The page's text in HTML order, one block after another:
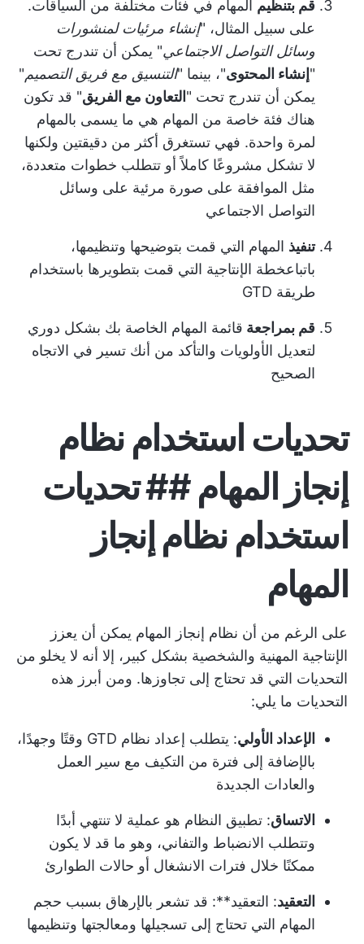
قم بتنظيم المهام في فئات مختلفة من السياقات.
على سبيل المثال، "إنشاء مرئيات لمنشورات
وسائل التواصل الاجتماعي" يمكن أن تندرج تحت
"إنشاء المحتوى"، بينما "التنسيق مع فريق التصميم"
يمكن أن تندرج تحت "التعاون مع الفريق" قد تكون
هناك فئة خاصة من المهام هي ما يسمى بالمهام
لمرة واحدة. فهي تستغرق أكثر من دقيقتين ولكنها
لا تشكل مشروعًا كاملاً أو تتطلب خطوات متعددة،
مثل الموافقة على صورة مرئية على وسائل
التواصل الاجتماعي
تنفيذ المهام التي قمت بتوضيحها وتنظيمها،
باتباعخطة الإنتاجية التي قمت بتطويرها باستخدام
طريقة GTD
قم بمراجعة قائمة المهام الخاصة بك بشكل دوري
لتعديل الأولويات والتأكد من أنك تسير في الاتجاه
الصحيح
تحديات استخدام نظام
إنجاز المهام ## تحديات
استخدام نظام إنجاز
المهام
على الرغم من أن نظام إنجاز المهام يمكن أن يعزز
الإنتاجية المهنية والشخصية بشكل كبير، إلا أنه لا يخلو من
التحديات التي قد تحتاج إلى تجاوزها. ومن أبرز هذه
التحديات ما يلي:
الإعداد الأولي
: يتطلب إعداد نظام GTD وقتًا وجهدًا،
بالإضافة إلى فترة من التكيف مع سير العمل
والعادات الجديدة
الاتساق: تطبيق النظام هو عملية لا تنتهي أبدًا
وتتطلب الانضباط والتفاني، وهو ما قد لا يكون
ممكنًا خلال فترات الانشغال أو حالات الطوارئ
التعقيد: التعقيد**: قد تشعر بالإرهاق بسبب حجم
المهام التي تحتاج إلى تسجيلها ومعالجتها وتنظيمها